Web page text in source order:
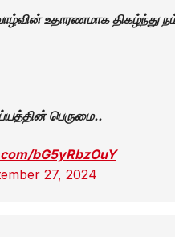
உதாரணமாக திகழ்ந்து
பெருமை..
bG5yRbzOuY
27, 2024